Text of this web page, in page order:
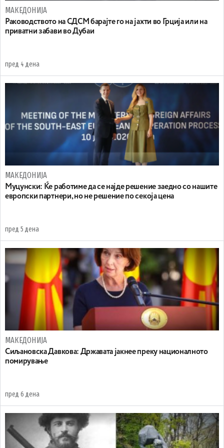
МАКЕДОНИЈА
Раководството на СДСМ барајте го на јахти во Грција или на
приватни забави во Дубаи
пред 4 дена
МАКЕДОНИЈА
Муцунски: Ќе работиме да се најде решение заедно со нашите
европски партнери, но не решение по секоја цена
пред 5 дена
МАКЕДОНИЈА
Сиљановска Давкова: Државата јакнее преку националното
помирување
пред 6 дена